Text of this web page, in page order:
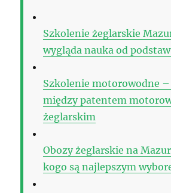
Szkolenie żeglarskie
wygląda nauka od
Szkolenie motorowodne
między patentem
żeglarskim
Obozy żeglarskie na
kogo są najlepszym